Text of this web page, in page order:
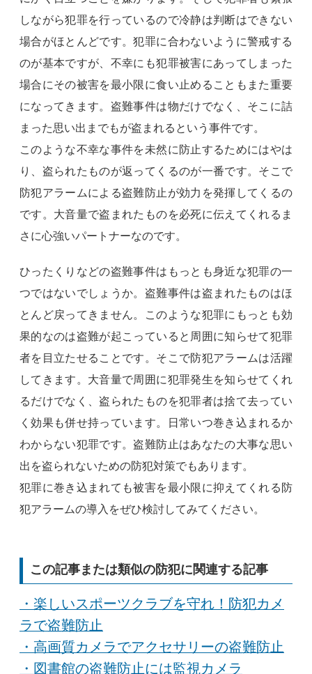
しながら犯罪を行っているので冷静は判断はできない
場合がほとんどです。犯罪に合わないように警戒する
のが基本ですが、不幸にも犯罪被害にあってしまった
場合にその被害を最小限に食い止めることもまた重要
になってきます。盗難事件は物だけでなく、そこに詰
まった思い出までもが盗まれるという事件です。
このような不幸な事件を未然に防止するためにはやは
り、盗られたものが返ってくるのが一番です。そこで
防犯アラームによる盗難防止が効力を発揮してくるの
です。大音量で盗まれたものを必死に伝えてくれるま
さに心強いパートナーなのです。
ひったくりなどの盗難事件はもっとも身近な犯罪の一
つではないでしょうか。盗難事件は盗まれたものはほ
とんど戻ってきません。このような犯罪にもっとも効
果的なのは盗難が起こっていると周囲に知らせて犯罪
者を目立たせることです。そこで防犯アラームは活躍
してきます。大音量で周囲に犯罪発生を知らせてくれ
るだけでなく、盗られたものを犯罪者は捨て去ってい
く効果も併せ持っています。日常いつ巻き込まれるか
わからない犯罪です。盗難防止はあなたの大事な思い
出を盗られないための防犯対策でもあります。
犯罪に巻き込まれても被害を最小限に抑えてくれる防
犯アラームの導入をぜひ検討してみてください。
この記事または類似の防犯に関連する記事
・楽しいスポーツクラブを守れ！防犯カメ
ラで盗難防止
・高画質カメラでアクセサリーの盗難防止
・図書館の盗難防止には監視カメラ